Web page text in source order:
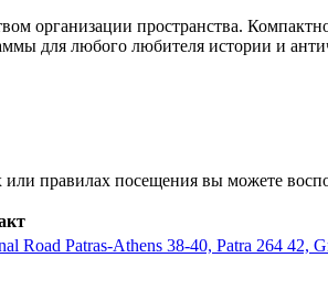
организации пространства.
для любого любителя истории и
правилах посещения вы можете
Patras-Athens 38-40, Patra 264 42,